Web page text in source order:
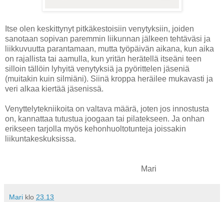
Itse olen keskittynyt pitkäkestoisiin venytyksiin, joiden
sanotaan sopivan paremmin liikunnan jälkeen tehtäväsi ja
liikkuvuutta parantamaan, mutta työpäivän aikana, kun aika
on rajallista tai aamulla, kun yritän herätellä itseäni teen
silloin tällöin lyhyitä venytyksiä ja pyörittelen jäseniä
(muitakin kuin silmiäni). Siinä kroppa heräilee mukavasti ja
veri alkaa kiertää jäsenissä.
Venyttelytekniikoita on valtava määrä, joten jos innostusta
on, kannattaa tutustua joogaan tai pilatekseen. Ja onhan
erikseen tarjolla myös kehonhuoltotunteja joissakin
liikuntakeskuksissa.
Mari
Mari klo 23.13